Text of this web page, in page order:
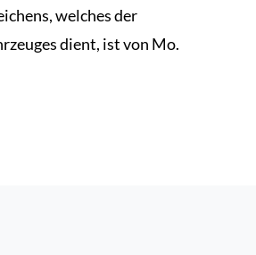
welches der
dient, ist von Mo.